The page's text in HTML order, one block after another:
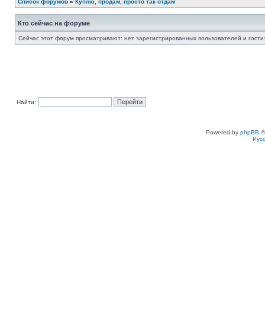
Список форумов » Куплю, продам, просто так отдам
Кто сейчас на форуме
Сейчас этот форум просматривают: нет зарегистрированных пользователей и
Найти:
Powered by phpBB